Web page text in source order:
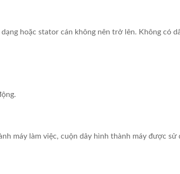
hoặc stator cán không nên trở lên. Không có
máy làm việc, cuộn dây hình thành máy được sử